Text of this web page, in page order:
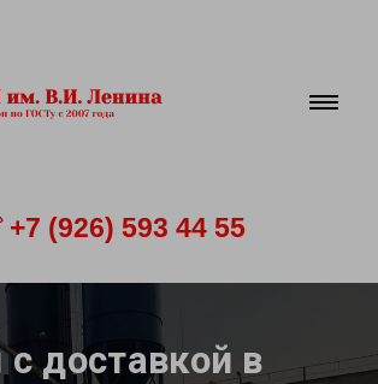
+7 (926) 593 44 55
с доставкой в